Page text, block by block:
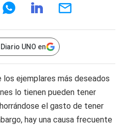
UNO en
los ejemplares más deseados
lo tienen pueden tener
el gasto de tener
hay una causa frecuente